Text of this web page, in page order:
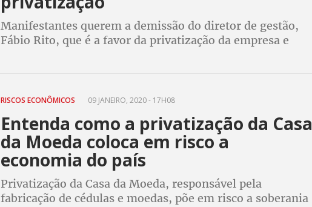
Manifestantes querem a demissão do diretor de gestão,
Fábio Rito, que é a favor da privatização da empresa e
RISCOS ECONÔMICOS 09 JANEIRO, 2020 - 17H08
Entenda como a privatização da Casa
da Moeda coloca em risco a
economia do país
Privatização da Casa da Moeda, responsável pela
fabricação de cédulas e moedas, põe em risco a soberania